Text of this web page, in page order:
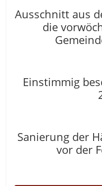
Ausschnitt aus
die
Einstimmig
Sanierung der
vor der